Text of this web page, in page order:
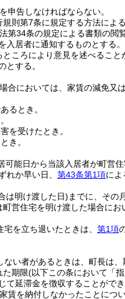
申告しなければならない。
則第7条に規定する方法による
第34条の規定による書類の
居者に通知するものとする。
ころにより意見を述べること
とする。
合においては、家賃の減免
るとき。
を受けたとき。
き。
可能日から当該入居者が町営
れか早い日、 第43条第1項によ
は明け渡した日) までに、その
営住宅を明け渡した場合に
を立ち退いたときは、 第1項
い者があるときは、町長は
た期限(以下この条において「
て延滞金を徴収することができ
賃を納付しなかったことにつ